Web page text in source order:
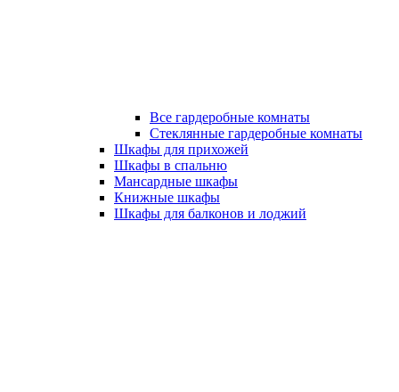
Все гардеробные комнаты
Стеклянные гардеробные комнаты
Шкафы для прихожей
Шкафы в спальню
Мансардные шкафы
Книжные шкафы
Шкафы для балконов и лоджий